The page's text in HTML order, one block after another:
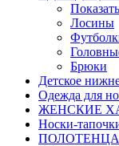
Лосины
Брюки
Детское
Одежда для
ЖЕНСКИЕ
Носки-
ПОЛОТЕНЦА